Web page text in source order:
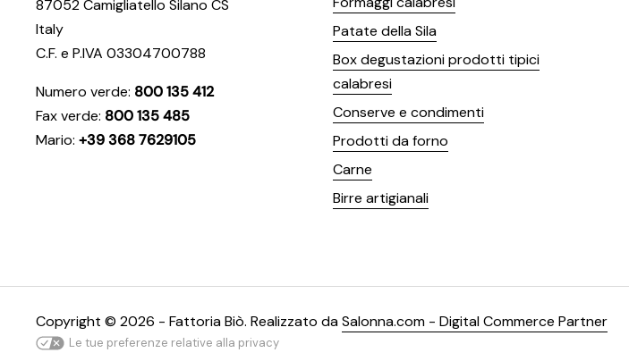
87052 Camigliatello Silano CS
Italy
C.F. e P.IVA 03304700788
Numero verde: 800 135 412
Fax verde: 800 135 485
Mario: +39 368 7629105
Patate della Sila
Box degustazioni prodotti tipici
calabresi
Conserve e condimenti
Prodotti da forno
Carne
Birre artigianali
Copyright © 2026 - Fattoria Biò. Realizzato daSalonna.com - Digital Commerce Partner
Le tue preferenze relative alla privacy